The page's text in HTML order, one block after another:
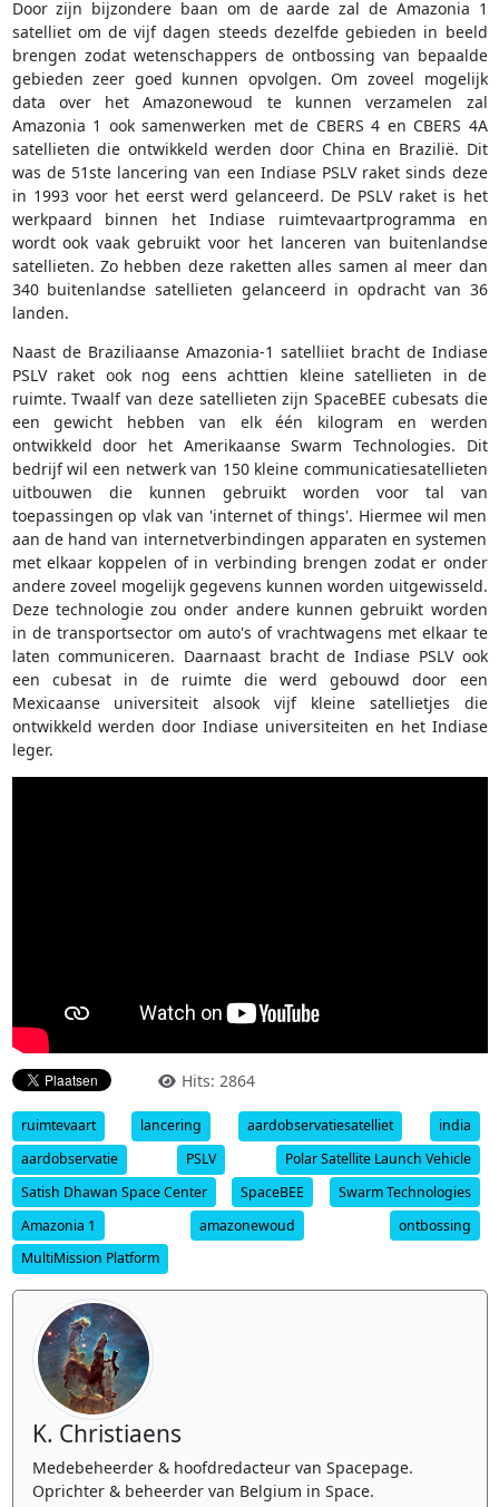
Door zijn bijzondere baan om de aarde zal de Amazonia 1
satelliet om de vijf dagen steeds dezelfde gebieden in beeld
brengen zodat wetenschappers de ontbossing van bepaalde
gebieden zeer goed kunnen opvolgen. Om zoveel mogelijk
data over het Amazonewoud te kunnen verzamelen zal
Amazonia 1 ook samenwerken met de CBERS 4 en CBERS 4A
satellieten die ontwikkeld werden door China en Brazilië. Dit
was de 51ste lancering van een Indiase PSLV raket sinds deze
in 1993 voor het eerst werd gelanceerd. De PSLV raket is het
werkpaard binnen het Indiase ruimtevaartprogramma en
wordt ook vaak gebruikt voor het lanceren van buitenlandse
satellieten. Zo hebben deze raketten alles samen al meer dan
340 buitenlandse satellieten gelanceerd in opdracht van 36
landen.
Naast de Braziliaanse Amazonia-1 satelliiet bracht de Indiase
PSLV raket ook nog eens achttien kleine satellieten in de
ruimte. Twaalf van deze satellieten zijn SpaceBEE cubesats die
een gewicht hebben van elk één kilogram en werden
ontwikkeld door het Amerikaanse Swarm Technologies. Dit
bedrijf wil een netwerk van 150 kleine communicatiesatellieten
uitbouwen die kunnen gebruikt worden voor tal van
toepassingen op vlak van 'internet of things'. Hiermee wil men
aan de hand van internetverbindingen apparaten en systemen
met elkaar koppelen of in verbinding brengen zodat er onder
andere zoveel mogelijk gegevens kunnen worden uitgewisseld.
Deze technologie zou onder andere kunnen gebruikt worden
in de transportsector om auto's of vrachtwagens met elkaar te
laten communiceren. Daarnaast bracht de Indiase PSLV ook
een cubesat in de ruimte die werd gebouwd door een
Mexicaanse universiteit alsook vijf kleine satellietjes die
ontwikkeld werden door Indiase universiteiten en het Indiase
leger.
Hits: 2864
ruimtevaart lancering aardobservatiesatelliet
india
aardobservatie
PSLV
Polar Satellite Launch Vehicle
Satish Dhawan Space Center
SpaceBEE
Swarm Technologies
Amazonia 1
amazonewoud
ontbossing
MultiMission Platform
K. Christiaens
Medebeheerder & hoofdredacteur van Spacepage.
Oprichter & beheerder van Belgium in Space.